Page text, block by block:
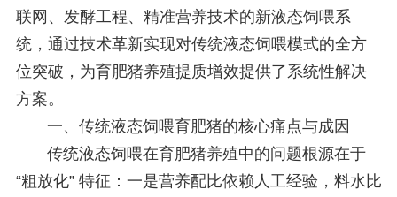
联网、发酵工程、精准营养技术的新液态饲喂系
统，通过技术革新实现对传统液态饲喂模式的全方
位突破，为育肥猪养殖提质增效提供了系统性解决
方案。
一、传统液态饲喂育肥猪的核心痛点与成因
传统液态饲喂在育肥猪养殖中的问题根源在于
“粗放化” 特征：一是营养配比依赖人工经验，料水比